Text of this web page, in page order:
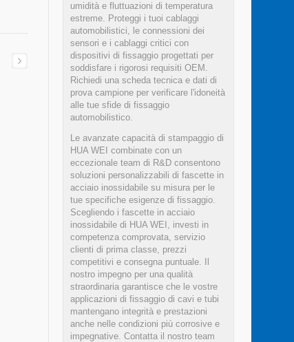
umidità e fluttuazioni di temperatura
estreme. Proteggi i tuoi cablaggi
automobilistici, le connessioni dei
sensori e i cablaggi critici con
dispositivi di fissaggio progettati per
soddisfare i rigorosi requisiti OEM.
Richiedi una scheda tecnica e dati di
prova campione per verificare l'idoneità
alle tue sfide di fissaggio
automobilistico.
Le avanzate capacità di stampaggio di
HUA WEI combinate con un
eccezionale team di R&D consentono
soluzioni personalizzabili di fascette in
acciaio inossidabile su misura per le
tue specifiche esigenze di fissaggio.
Scegliendo i fascette in acciaio
inossidabile di HUA WEI, investi in
competenza comprovata, servizio
clienti di prima classe, prezzi
competitivi e consegna puntuale. Il
nostro impegno per una qualità
straordinaria garantisce che le vostre
applicazioni di fissaggio di cavi e tubi
mantengano integrità e prestazioni
anche nelle condizioni più corrosive e
impegnative. Contatta il nostro team